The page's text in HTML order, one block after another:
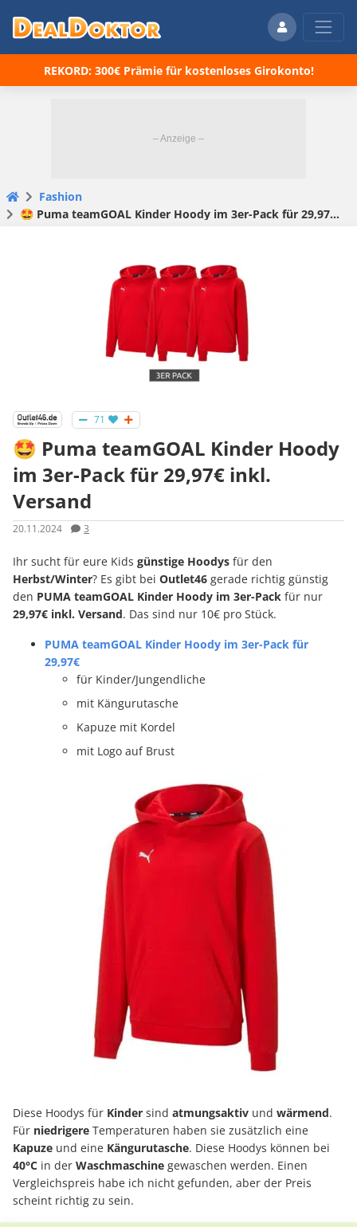
REKORD: 300€ Prämie für kostenloses Girokonto!
Fashion
🤩 Puma teamGOAL Kinder Hoody im 3er-Pack für 29,97€ inkl. Versand
71
🤩 Puma teamGOAL Kinder Hoody
im 3er-Pack für 29,97€ inkl.
Versand
20.11.2024 3
Ihr sucht für eure Kids günstige Hoodys für den
Herbst/Winter? Es gibt bei Outlet46 gerade richtig günstig
den PUMA teamGOAL Kinder Hoody im 3er-Pack für nur
29,97€ inkl. Versand. Das sind nur 10€ pro Stück.
PUMA teamGOAL Kinder Hoody im 3er-Pack für
29,97€
für Kinder/Jungendliche
mit Kängurutasche
Kapuze mit Kordel
mit Logo auf Brust
Diese Hoodys für Kinder sind atmungsaktiv und wärmend.
Für niedrigere Temperaturen haben sie zusätzlich eine
Kapuze und eine Kängurutasche. Diese Hoodys können bei
40°C in der Waschmaschine gewaschen werden. Einen
Vergleichspreis habe ich nicht gefunden, aber der Preis
scheint richtig zu sein.